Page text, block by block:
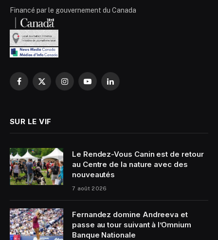
Financé par le gouvernement du Canada
Facebook
X
InstagramYouTubeLinkedIn
SUR LE VIF
Le Rendez-Vous Canin est de retour
au Centre de la nature avec des
nouveautés
7 août 2026
Fernandez domine Andreeva et
passe au tour suivant à l’Omnium
Banque Nationale